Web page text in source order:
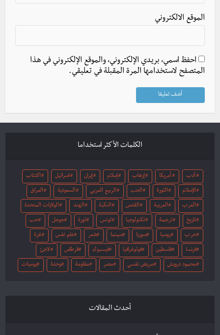
الموقع الالكتروني
احفظ اسمي، بريدي الإلكتروني، والموقع الإلكتروني في هذا
المتصفح لاستخدامها المرة المقبلة في تعليقي.
الكلمات الأكثر استخداما
أدب أمريكا إرهاب إسلام إيران اسرائيل اكتئاب
الإسلام الثورة الحب الربيع العربي السعودية العراق
العرب العربية القدس النكبة الهند الولايات المتحدة
تاريخ ترجمة تكنولوجيا تونس ثورة جوجل حب
حرب روسيا سوريا سينما شعر علم نفس غزة
فرنسا فلسطين فوتوغرافيا فيسبوك قرطاس لاجئ
محمود درويش مريض نفسي مصر مقاومة وحدة يوميات
أحدث المقالات